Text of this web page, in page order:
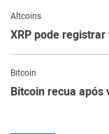
Altcoins
XRP pode
Bitcoin
Bitcoin recua após